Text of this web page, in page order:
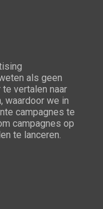
als geen
vertalen naar
waardoor we in
campagnes te
campagnes op
te lanceren.